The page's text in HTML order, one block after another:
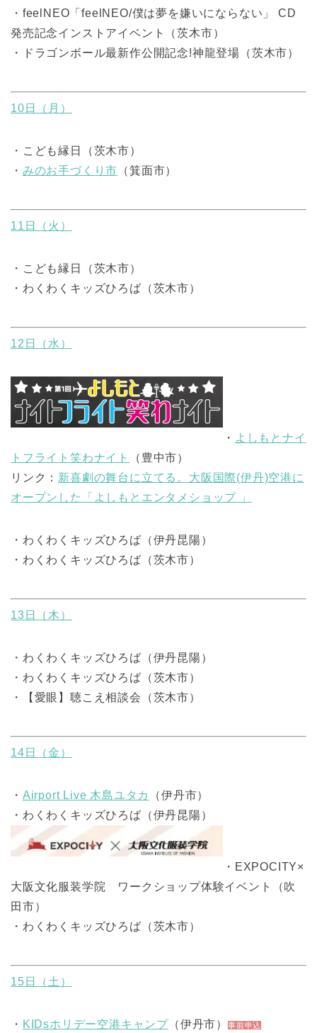
・feelNEO「feelNEO/僕は夢を嫌いにならない」 CD
発売記念インストアイベント（茨木市）
・ドラゴンボール最新作公開記念!神龍登場（茨木市）
10日（月）
・こども縁日（茨木市）
・ みのお手づくり市 （箕面市）
11日（火）
・こども縁日（茨木市）
・わくわくキッズひろば（茨木市）
12日（水）
・ よしもとナイ
トフライト笑わナイト
（豊中市）
リンク ： 新喜劇の舞台に立てる。大阪国際(伊丹)空港に
オープンした「よしもとエンタメショップ 」
・わくわくキッズひろば（伊丹昆陽）
・わくわくキッズひろば（茨木市）
13日（木）
・わくわくキッズひろば（伊丹昆陽）
・わくわくキッズひろば（茨木市）
・【愛眼】聴こえ相談会（茨木市）
14日（金）
・ Airport Live 木島ユタカ
（伊丹市）
・わくわくキッズひろば（伊丹昆陽）
・EXPOCITY×
大阪文化服装学院 ワークショップ体験イベント（吹
田市）
・わくわくキッズひろば（茨木市）
15日（土）
・ KIDsホリデー空港キャンプ （伊丹市）事前申込